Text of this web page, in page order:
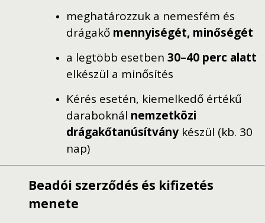
meghatározzuk a nemesfém és
drágakő mennyiségét, minőségét
a legtöbb esetben 30–40 perc alatt
elkészül a minősítés
Kérés esetén, kiemelkedő értékű
daraboknál nemzetközi
drágakőtanúsítvány készül (kb. 30
nap)
Beadói szerződés és kifizetés
menete